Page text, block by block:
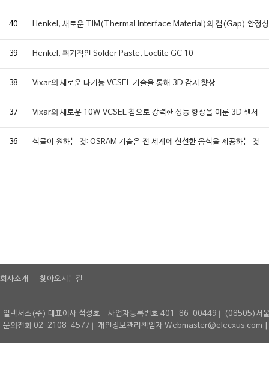
40 Henkel, 새로운 TIM(Thermal Interface Material)의 갭(Gap) 안정성
39 Henkel, 획기적인 Solder Paste, Loctite GC 10
38 Vixar의 새로운 다기능 VCSEL 기술을 통해 3D 감지 향상
37 Vixar의 새로운 10W VCSEL 칩으로 강력한 성능 향상을 이룬 3D 센서
36 식물이 원하는 것: OSRAM 기술은 전 세계에 신선한 음식을 제공하는 것
회사소개 찾아오시는길
일렉서스(주) 대표이사 석성호 사업자등록번호 401-86-00449
(08505)서
문의전화 02-2108-4577
개인정보관리책임자